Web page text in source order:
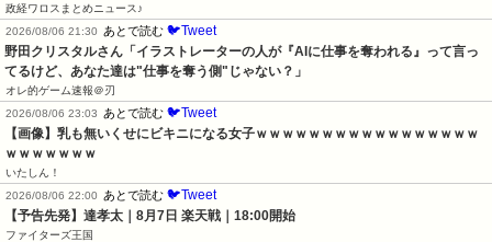
政経ワロスまとめニュース♪
2026/08/06 21:30
あとで読む 🐦Tweet
野田クリスタルさん「イラストレーターの人が『AIに仕事を奪われる』って言っ
てるけど、あなた達は"仕事を奪う側"じゃない？」
オレ的ゲーム速報＠刃
2026/08/06 23:03
あとで読む 🐦Tweet
【画像】乳も無いくせにビキニになる女子ｗｗｗｗｗｗｗｗｗｗｗｗｗｗｗｗｗ
ｗｗｗｗｗｗｗ
いたしん！
2026/08/06 22:00
あとで読む 🐦Tweet
【予告先発】達孝太｜8月7日 楽天戦｜18:00開始
ファイターズ王国